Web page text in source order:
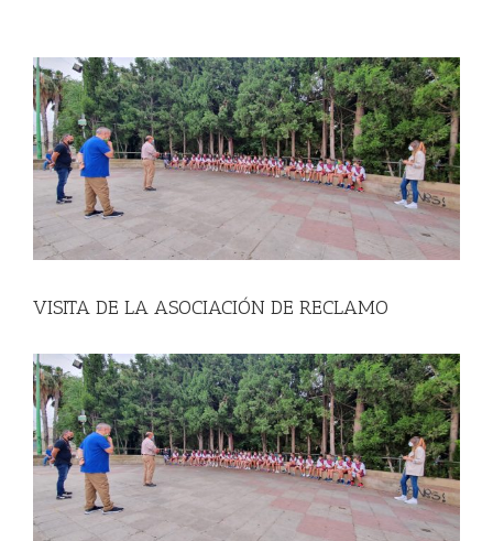
Ver
imagen
más
grande
VISITA DE LA ASOCIACIÓN DE RECLAMO